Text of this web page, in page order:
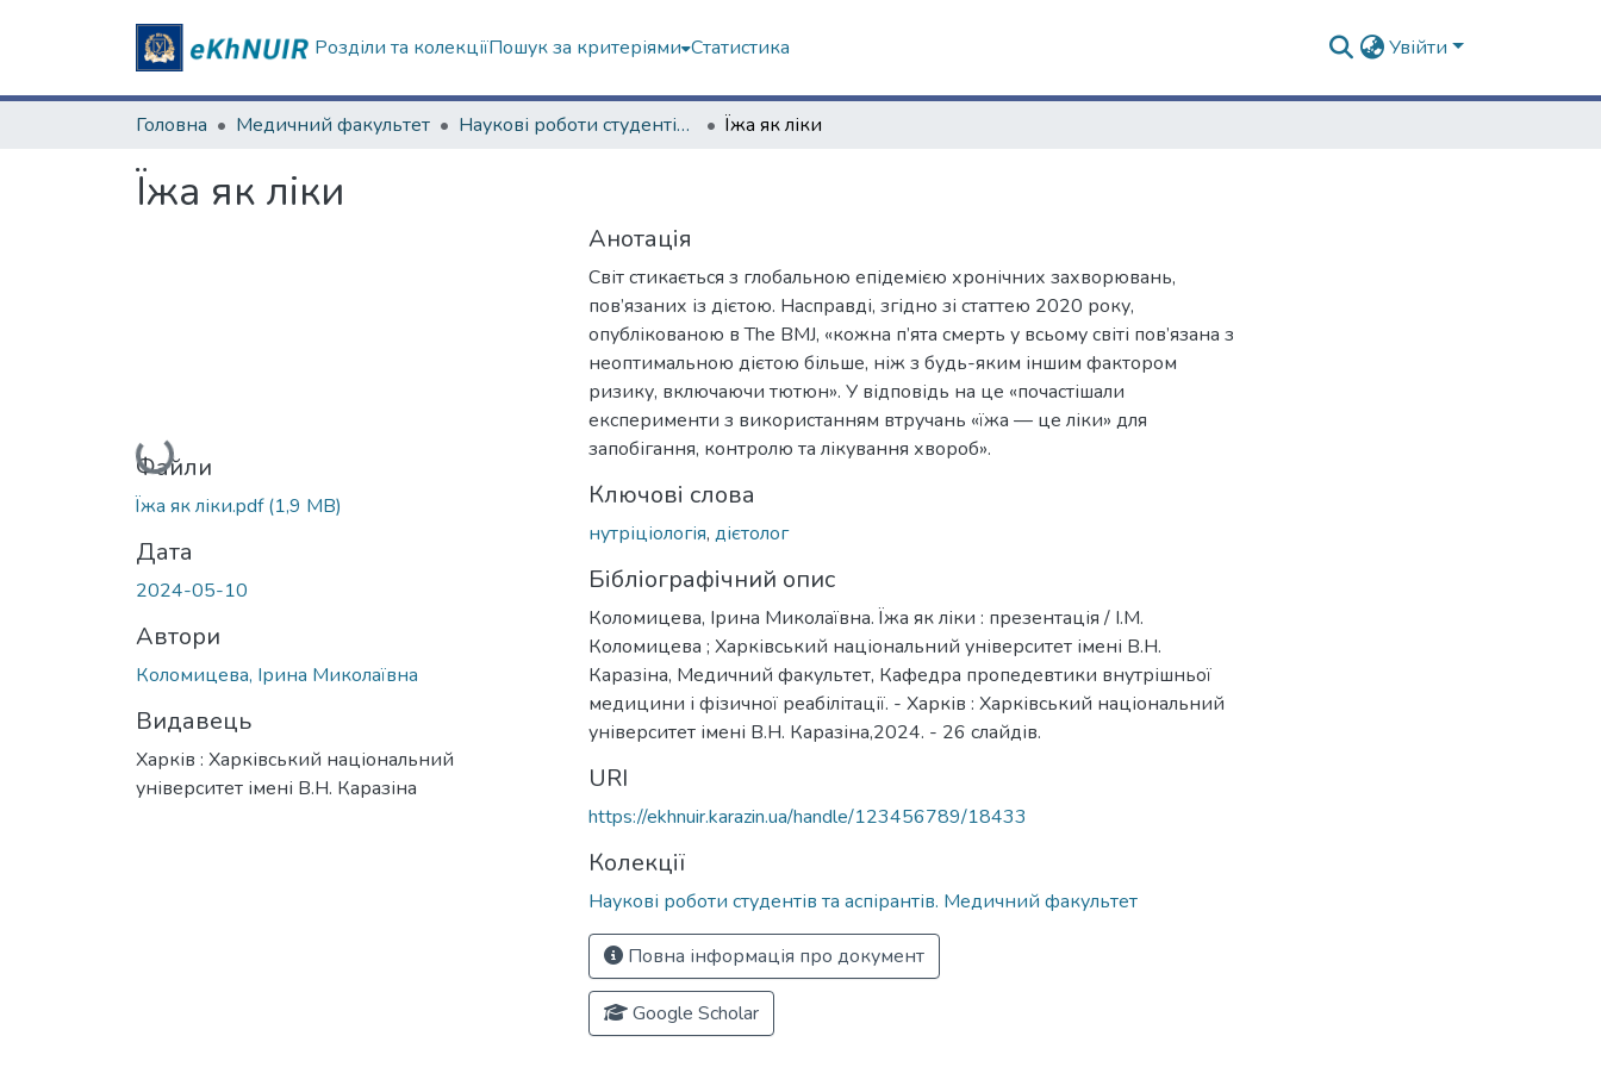
Розділи та колекціїПошук за критеріями Статистика Увійти
Головна Медичний факультет Наукові роботи студентів та аспірантів. Медичний факультет Їжа як ліки
Їжа як ліки
Вантажиться...
Файли
Їжа як ліки.pdf(1,9 MB)
Дата
2024-05-10
Автори
Коломицева, Ірина Миколаївна
Видавець
Харків : Харківський національний
університет імені В.Н. Каразіна
Анотація
Світ стикається з глобальною епідемією хронічних захворювань,
пов’язаних із дієтою. Насправді, згідно зі статтею 2020 року,
опублікованою в The BMJ, «кожна п’ята смерть у всьому світі пов’язана з
неоптимальною дієтою більше, ніж з будь-яким іншим фактором
ризику, включаючи тютюн». У відповідь на це «почастішали
експерименти з використанням втручань «їжа — це ліки» для
запобігання, контролю та лікування хвороб».
Ключові слова
нутріціологія, дієтолог
Бібліографічний опис
Коломицева, Ірина Миколаївна. Їжа як ліки : презентація / І.М.
Коломицева ; Харківський національний університет імені В.Н.
Каразіна, Медичний факультет, Кафедра пропедевтики внутрішньої
медицини і фізичної реабілітації. - Харків : Харківський національний
університет імені В.Н. Каразіна,2024. - 26 слайдів.
URI
https://ekhnuir.karazin.ua/handle/123456789/18433
Колекції
Наукові роботи студентів та аспірантів. Медичний факультет
Повна інформація про документ
Google Scholar